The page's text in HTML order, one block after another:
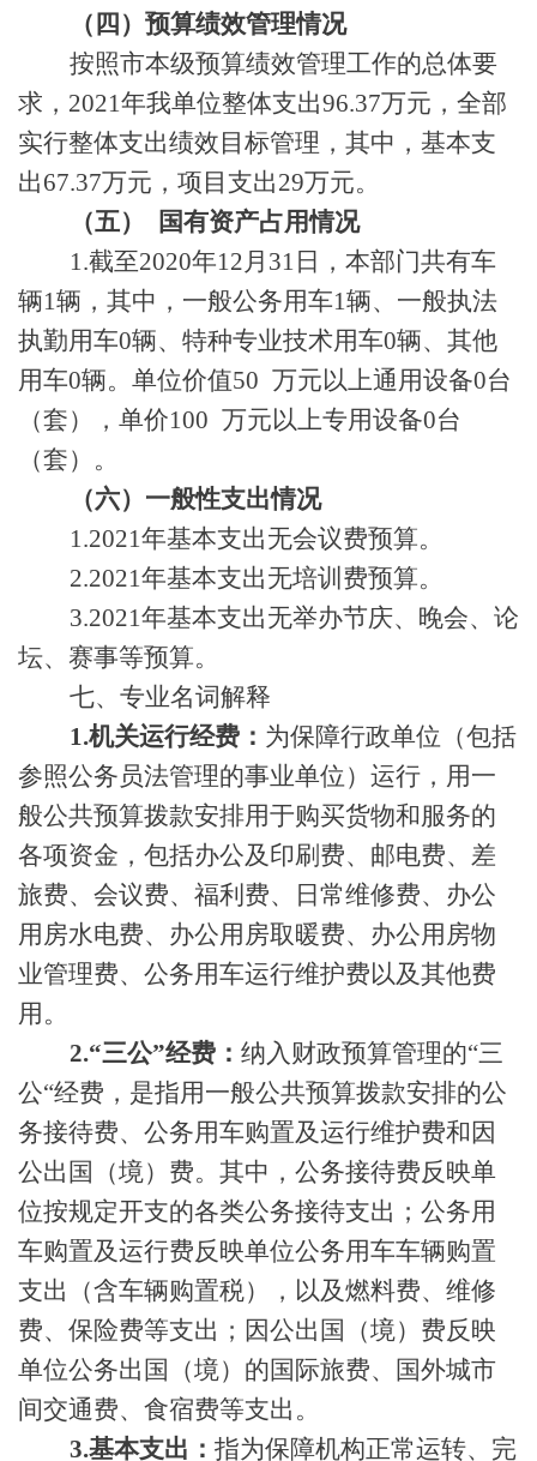
（四）预算绩效管理情况
按照市本级预算绩效管理工作的总体要
求， 2021年我单位整体支出96.37万元，全部
实行整体支出绩效目标管理，其中，基本支
出67.37万元，项目支出29万元。
（五）
国有资产占用情况
1.截至2020年12月31日，本部门共有车
辆1辆，其中，一般公务用车1辆、一般执法
执勤用车0辆、特种专业技术用车0辆、其他
用车0辆。单位价值50 万元以上通用设备0台
（套），单价100 万元以上专用设备0台
（套）。
（六）一般性支出情况
1.2021年基本支出无会议费预算。
2.2021年基本支出无培训费预算。
3.2021年基本支出无举办节庆、晚会、论
坛、赛事等预算。
七、专业名词解释
1.机关运行经费： 为保障行政单位（包括
参照公务员法管理的事业单位）运行，用一
般公共预算拨款安排用于购买货物和服务的
各项资金，包括办公及印刷费、邮电费、差
旅费、会议费、福利费、日常维修费、办公
用房水电费、办公用房取暖费、办公用房物
业管理费、公务用车运行维护费以及其他费
用。
2.“三公”经费： 纳入财政预算管理的“三
公“经费，是指用一般公共预算拨款安排的公
务接待费、公务用车购置及运行维护费和因
公出国（境）费。其中，公务接待费反映单
位按规定开支的各类公务接待支出；公务用
车购置及运行费反映单位公务用车车辆购置
支出（含车辆购置税），以及燃料费、维修
费、保险费等支出；因公出国（境）费反映
单位公务出国（境）的国际旅费、国外城市
间交通费、食宿费等支出。
3.基本支出： 指为保障机构正常运转、完